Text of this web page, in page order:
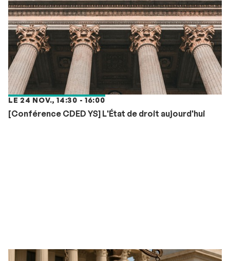
LE 24 NOV., 14:30 - 16:00
[Conférence CDED YS] L'État de droit aujourd'hui